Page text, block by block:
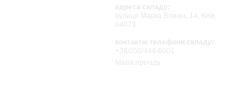
адреса складу:
вулиця Марка Вовчка, 14, Київ,
04073
контактні телефони складу:
+38/050/444-8001
Мапа проїзду